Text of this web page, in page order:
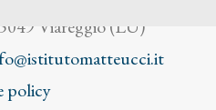
Viareggio (LU)
policy